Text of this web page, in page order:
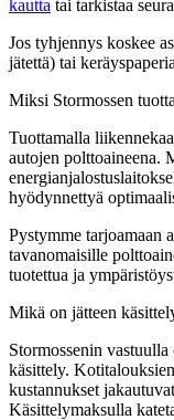
kautta tai tarkistaa
Jos tyhjennys koskee
jätettä) tai
Miksi Stormossen
Tuottamalla
autojen polttoaineena.
hyödynnettyä
Pystymme tarjoamaan
tavanomaisille
tuotettua ja
Mikä on jätteen
Stormossenin
käsittely.
kustannukset
Käsittelymaksulla